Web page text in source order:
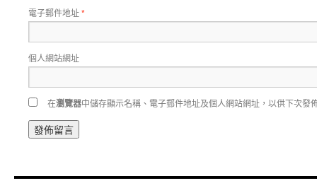
電子郵件地址*
個人網站網址
在瀏覽器中儲存顯示名稱、電子郵件地址及個人網站網址，以供下次發